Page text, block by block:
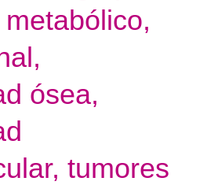
ósea,
tumores